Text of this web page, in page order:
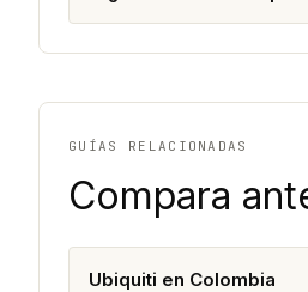
GUÍAS RELACIONADAS
Compara
Ubiquiti en Colombia